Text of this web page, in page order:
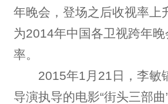
年晚会，登场之后收视率上
为2014年中国各卫视跨年
率。
2015年1月21日，李敏
导演执导的电影“街头三部